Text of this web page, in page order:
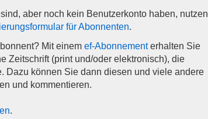
aber noch kein Benutzerkonto haben, nutzen
für Abonnenten.
Mit einem ef-Abonnementerhalten Sie
Zeitschrift (print und/oder elektronisch), die
Dazu können Sie dann diesen und viele andere
und kommentieren.
.